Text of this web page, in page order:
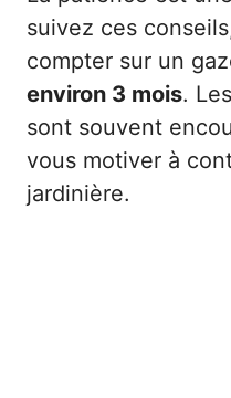
suivez ces
compter sur un
environ 3 mois.
sont souvent
vous motiver à
jardinière.